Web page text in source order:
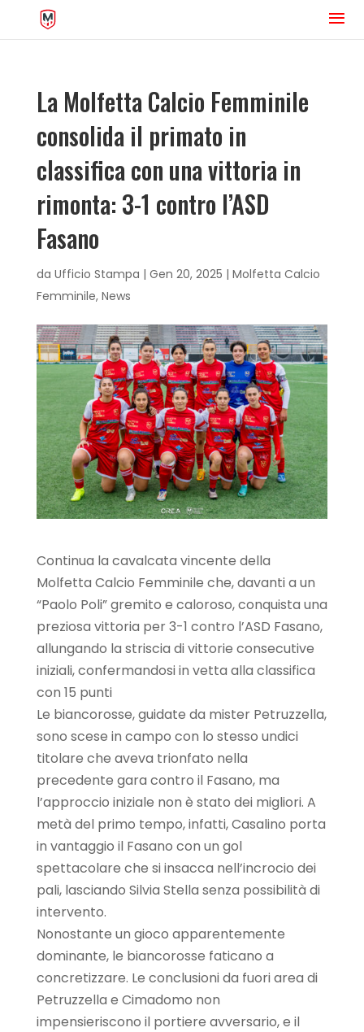
La Molfetta Calcio Femminile
consolida il primato in
classifica con una vittoria in
rimonta: 3-1 contro l’ASD
Fasano
da Ufficio Stampa | Gen 20, 2025 | Molfetta Calcio
Femminile, News
Continua la cavalcata vincente della
Molfetta Calcio Femminile che, davanti a un
“Paolo Poli” gremito e caloroso, conquista una
preziosa vittoria per 3-1 contro l’ASD Fasano,
allungando la striscia di vittorie consecutive
iniziali, confermandosi in vetta alla classifica
con 15 punti
Le biancorosse, guidate da mister Petruzzella,
sono scese in campo con lo stesso undici
titolare che aveva trionfato nella
precedente gara contro il Fasano, ma
l’approccio iniziale non è stato dei migliori. A
metà del primo tempo, infatti, Casalino porta
in vantaggio il Fasano con un gol
spettacolare che si insacca nell’incrocio dei
pali, lasciando Silvia Stella senza possibilità di
intervento.
Nonostante un gioco apparentemente
dominante, le biancorosse faticano a
concretizzare. Le conclusioni da fuori area di
Petruzzella e Cimadomo non
impensieriscono il portiere avversario, e il